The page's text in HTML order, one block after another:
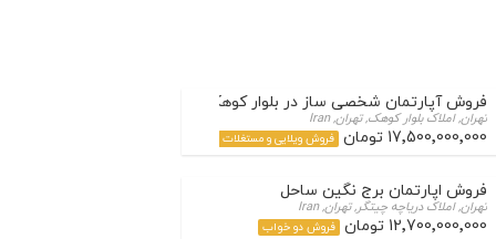
فروش آپارتمان شخصی ساز در بلوار کوهک
تهران, املاک بلوار کوهک, تهران, Iran
17٬500٬000٬000 تومان فروش ویلایی و مستغلات
فروش اپارتمان برج نگین ساحل
تهران, املاک دریاچه چیتگر, تهران, Iran
12٬700٬000٬000 تومان فروش دو خواب